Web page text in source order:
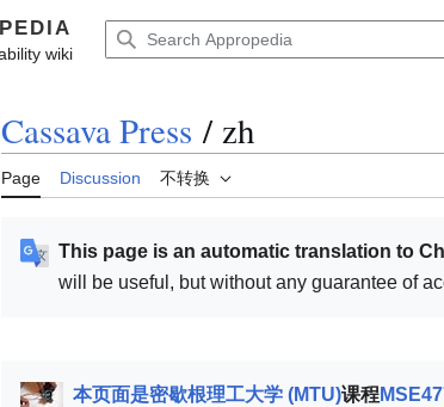
Cassava Press / zh
Page Discussion 不转换
This page is an automatic translation to
will be useful, but without any guarantee of
本页面是密歇根理工大学 (MTU)课程